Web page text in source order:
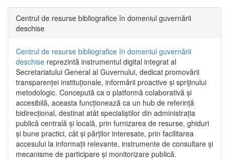
Centrul de resurse bibliografice în domeniul guvernării
deschise
Centrul de resurse bibliografice în domeniul guvernării
deschise reprezintă instrumentul digital integrat al
Secretariatului General al Guvernului, dedicat promovării
transparenței instituționale, informării proactive și sprijinului
metodologic. Concepută ca o platformă colaborativă și
accesibilă, aceasta funcționează ca un hub de referință
bidirecțional, destinat atât specialiștilor din administrația
publică centrală și locală, prin furnizarea de resurse, ghiduri
și bune practici, cât și părților interesate, prin facilitarea
accesului la informații relevante, instrumente de consultare și
mecanisme de participare și monitorizare publică.